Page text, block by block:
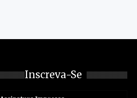
Inscreva-Se